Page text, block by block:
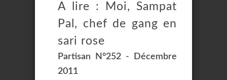
A lire : Moi, Sampat
Pal, chef de gang en
sari rose
Partisan N°252 - Décembre
2011